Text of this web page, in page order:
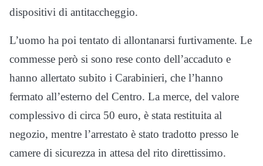
dispositivi di antitaccheggio.
L’uomo ha poi tentato di allontanarsi furtivamente. Le
commesse però si sono rese conto dell’accaduto e
hanno allertato subito i Carabinieri, che l’hanno
fermato all’esterno del Centro. La merce, del valore
complessivo di circa 50 euro, è stata restituita al
negozio, mentre l’arrestato è stato tradotto presso le
camere di sicurezza in attesa del rito direttissimo.